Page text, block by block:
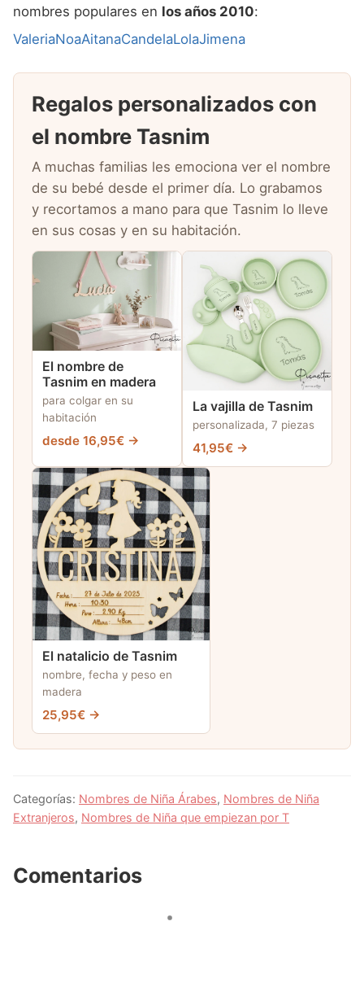
nombres populares en los años 2010:
ValeriaNoaAitanaCandelaLolaJimena
Regalos personalizados con
el nombre Tasnim
A muchas familias les emociona ver el nombre
de su bebé desde el primer día. Lo grabamos
y recortamos a mano para que Tasnim lo lleve
en sus cosas y en su habitación.
El nombre de
Tasnim en madera
para colgar en su
habitación
desde 16,95€ →
La vajilla de Tasnim
personalizada, 7 piezas
41,95€ →
El natalicio de Tasnim
nombre, fecha y peso en
madera
25,95€ →
Categorías: Nombres de Niña Árabes, Nombres de Niña
Extranjeros, Nombres de Niña que empiezan por T
Comentarios